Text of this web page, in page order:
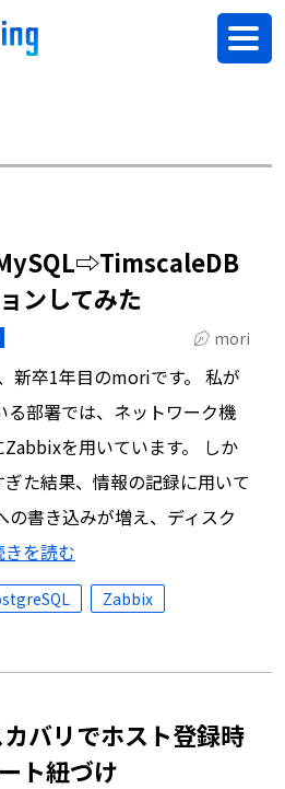
ンしてみた
mori
新卒1年目のmoriです。 私が
部署では、ネットワーク機
を用いています。 しか
た結果、情報の記録に用いて
の書き込みが増え、ディスク
きを読む
Zabbix
バリでホスト登録時
ト紐づけ